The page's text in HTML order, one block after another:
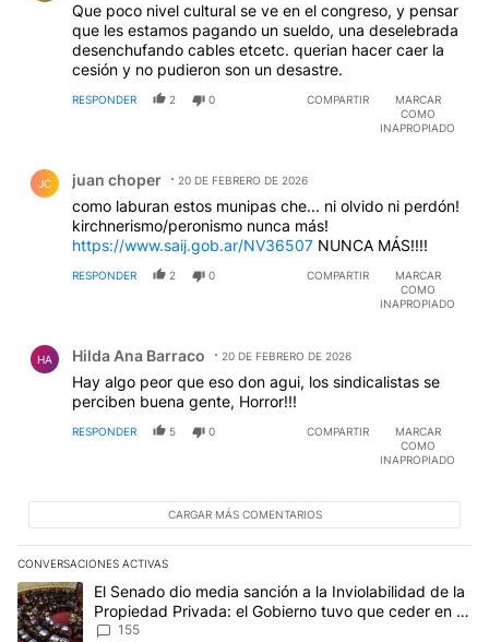
Que poco nivel cultural se ve en el congreso, y pensar
que les estamos pagando un sueldo, una deselebrada
desenchufando cables etcetc. querian hacer caer la
cesión y no pudieron son un desastre.
RESPONDER 2 0 COMPARTIR
MARCAR
COMO
INAPROPIADO
JC juan choper 20 DE FEBRERO DE 2026
como laburan estos munipas che... ni olvido ni perdón!
kirchnerismo/peronismo nunca más!
https://www.saij.gob.ar/NV36507 NUNCA MÁS!!!!
RESPONDER 2 0 COMPARTIR
MARCAR
COMO
INAPROPIADO
HA Hilda Ana Barraco 20 DE FEBRERO DE 2026
Hay algo peor que eso don agui, los sindicalistas se
perciben buena gente, Horror!!!
RESPONDER 5 0 COMPARTIR
MARCAR
COMO
INAPROPIADO
CARGAR MÁS COMENTARIOS
CONVERSACIONES ACTIVAS
Este listado muestra los artículos con más comentarios en los
Un artículo de tendencia con el título "El Senado dio media
El Senado dio media sanción a la Inviolabilidad de la
Propiedad Privada: el Gobierno tuvo que ceder en la
Ley del Manejo del Fuego
155